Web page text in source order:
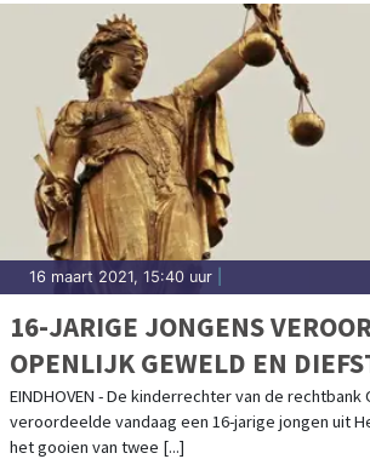
16 maart 2021, 15:40 uur
16-JARIGE JONGENS
OPENLIJK GEWELD EN
RELLEN IN EINDHOVEN
EINDHOVEN - De kinderrechter van de rechtbank
veroordeelde vandaag een 16-jarige jongen uit
het gooien van twee [...]